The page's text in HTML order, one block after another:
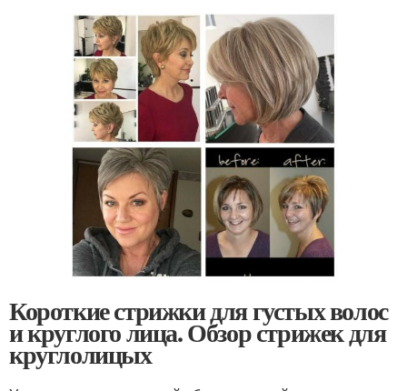
Короткие стрижки для густых волос
и круглого лица. Обзор стрижек для
круглолицых